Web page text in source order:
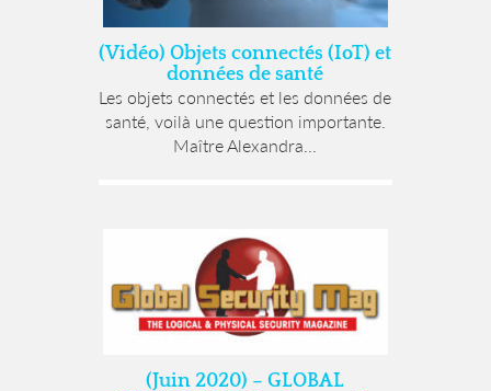
(Vidéo) Objets connectés (IoT) et
données de santé
Les objets connectés et les données de
santé, voilà une question importante.
Maître Alexandra...
(Juin 2020) – GLOBAL